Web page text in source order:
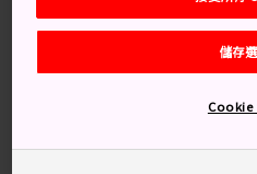
儲存
Cookie